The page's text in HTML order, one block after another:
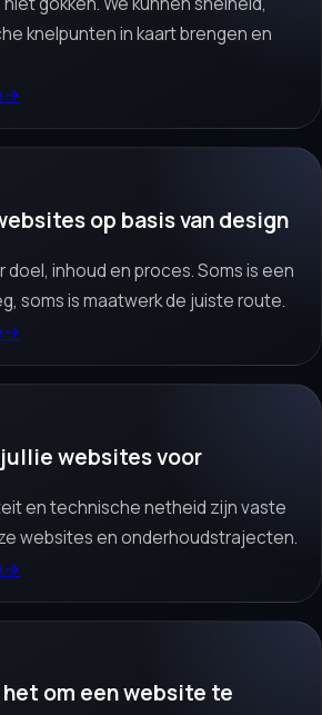
knelpunten in kaart brengen en
→
op basis van design
doel, inhoud en proces. Soms is een
soms is maatwerk de juiste route.
→
websites voor
en technische netheid zijn vaste
websites en onderhoudstrajecten.
→
om een website te